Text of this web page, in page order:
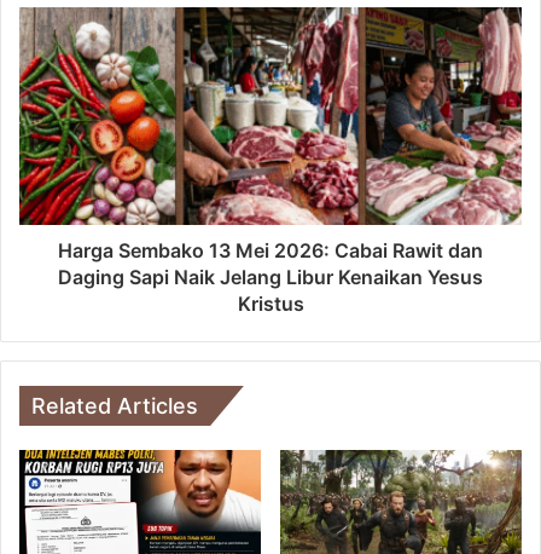
Harga Sembako 13 Mei 2026: Cabai Rawit dan
Daging Sapi Naik Jelang Libur Kenaikan Yesus
Kristus
Related Articles